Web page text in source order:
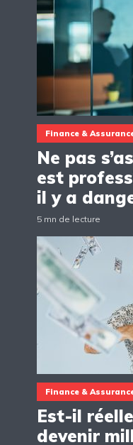
Finance &
Ne pas
est
il y a
5 mn de lecture
Finance &
Est-il
devenir